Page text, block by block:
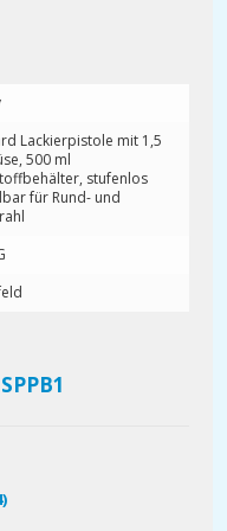
Lackierpistole mit 1,5
500 ml
stufenlos
für Rund- und